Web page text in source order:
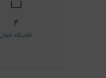
4
اقامتگاه فعال